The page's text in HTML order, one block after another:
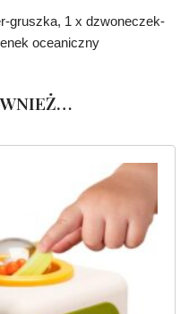
gruszka, 1 x dzwoneczek-
oceaniczny